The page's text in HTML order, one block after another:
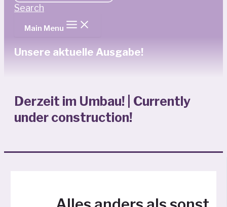
Search
Main Menu
Unsere aktuelle Ausgabe!
Derzeit im Umbau! | Currently
under construction!